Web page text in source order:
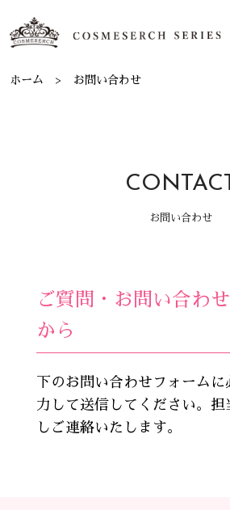
ホーム お問い合わせ
お問い合わせ
ご質問・お問い合わ
から
下のお問い合わせフォーム
力して送信してください。担
しご連絡いたします。